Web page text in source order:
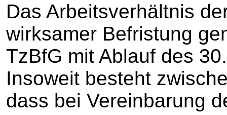
Das Arbeitsverhältnis
wirksamer Befristung
TzBfG mit Ablauf des
Insoweit besteht
dass bei Vereinbarung